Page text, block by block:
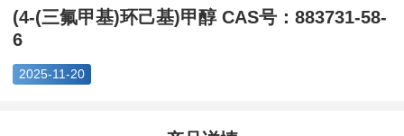
...
(4-(三氟甲基)环己基)甲醇 CAS号：883731-58-
6
2025-11-20